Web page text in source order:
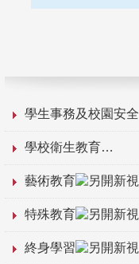
學生事務及校園安全
學校衛生教育
藝術教育
特殊教育
終身學習